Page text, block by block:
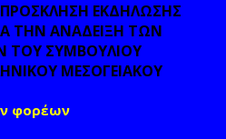
ΕΚΔΗΛΩΣΗΣ
ΤΗΝ ΑΝΑΔΕΙΞΗ ΤΩΝ
ΤΟΥ ΣΥΜΒΟΥΛΙΟΥ
ΜΕΣΟΓΕΙΑΚΟΥ
φορέων